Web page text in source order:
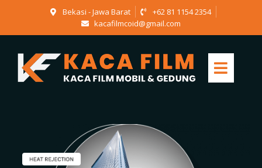
Bekasi - Jawa Barat
+62 81 1154 2354
kacafilmcoid@gmail.com